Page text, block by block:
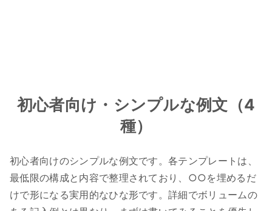
初心者向け・シンプルな例文（4
種）
初心者向けのシンプルな例文です。各テンプレートは、
最低限の構成と内容で整理されており、○○を埋めるだ
けで形になる実用的なひな形です。詳細でボリュームの